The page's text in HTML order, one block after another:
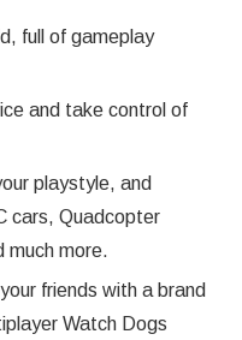
full of gameplay
and take control of
playstyle, and
cars, Quadcopter
much more.
friends with a brand
Watch Dogs